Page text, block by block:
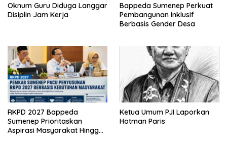
Oknum Guru Diduga Langgar
Disiplin Jam Kerja
Bappeda Sumenep Perkuat
Pembangunan Inklusif
Berbasis Gender Desa
RKPD 2027 Bappeda
Sumenep Prioritaskan
Aspirasi Masyarakat Hingga
Ketua Umum PJI Laporkan
Hotman Paris